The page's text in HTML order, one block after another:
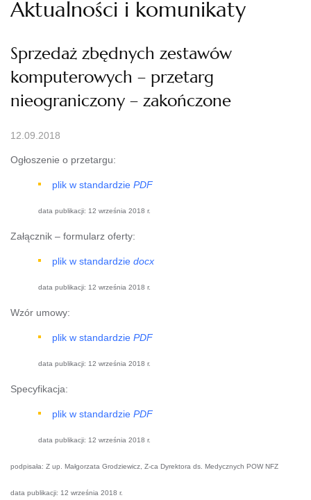
Aktualności i komunikaty
Sprzedaż zbędnych zestawów
komputerowych – przetarg
nieograniczony – zakończone
12.09.2018
Ogłoszenie o przetargu:
plik w standardzie PDF
data publikacji: 12 września 2018 r.
Załącznik – formularz oferty:
plik w standardzie docx
data publikacji: 12 września 2018 r.
Wzór umowy:
plik w standardzie PDF
data publikacji: 12 września 2018 r.
Specyfikacja:
plik w standardzie PDF
data publikacji: 12 września 2018 r.
podpisała: Z up. Małgorzata Grodziewicz, Z-ca Dyrektora ds. Medycznych POW NFZ
data publikacji: 12 września 2018 r.